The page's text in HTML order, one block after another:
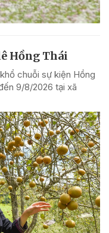
Hồng Thái
chuỗi sự kiện Hồng
9/8/2026 tại xã